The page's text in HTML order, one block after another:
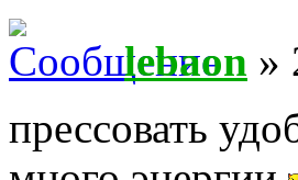
lebaon »
прессовать